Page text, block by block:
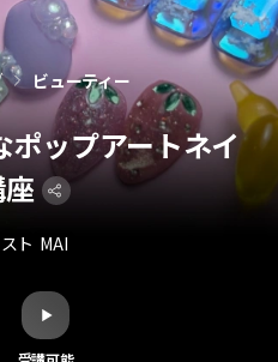
ポップアートネイ
ト MAI
ビューティー